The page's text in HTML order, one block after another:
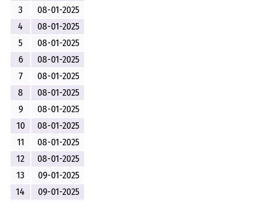
3
08-01-2025
4
08-01-2025
5
08-01-2025
6
08-01-2025
7
08-01-2025
8
08-01-2025
9
08-01-2025
10
08-01-2025
11
08-01-2025
12
08-01-2025
13
09-01-2025
14
09-01-2025